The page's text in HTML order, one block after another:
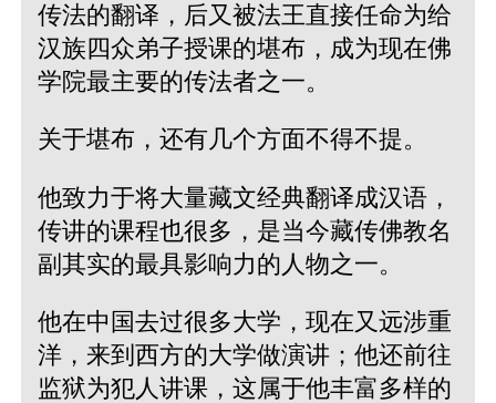
传法的翻译，后又被法王直接任命为给
汉族四众弟子授课的堪布，成为现在佛
学院最主要的传法者之一。
关于堪布，还有几个方面不得不提。
他致力于将大量藏文经典翻译成汉语，
传讲的课程也很多，是当今藏传佛教名
副其实的最具影响力的人物之一。
他在中国去过很多大学，现在又远涉重
洋，来到西方的大学做演讲；他还前往
监狱为犯人讲课，这属于他丰富多样的